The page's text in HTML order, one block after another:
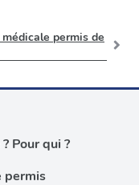
permis de
Pour qui ?
permis